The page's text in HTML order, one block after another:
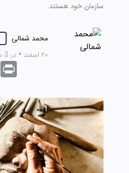
سازمان خود هستند.
محمد شمالی
۲۰ اسفند • در 3 دقیقه بخوانید
Print